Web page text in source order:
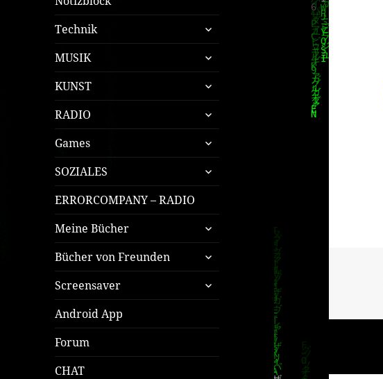
Technik
untermenü
öffnen
MUSIK
untermenü
öffnen
KUNST
untermenü
öffnen
RADIO
untermenü
öffnen
Games
untermenü
öffnen
SOZIALES
untermenü
öffnen
ERRORCOMPANY – RADIO
Meine Bücher
untermenü
öffnen
Bücher von Freunden
untermenü
öffnen
Screensaver
untermenü
öffnen
Android App
Forum
CHAT